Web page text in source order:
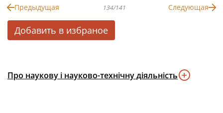
Предыдущая 134/141 Следующая
Добавить в избраное
Про наукову і науково-технічну діяльність